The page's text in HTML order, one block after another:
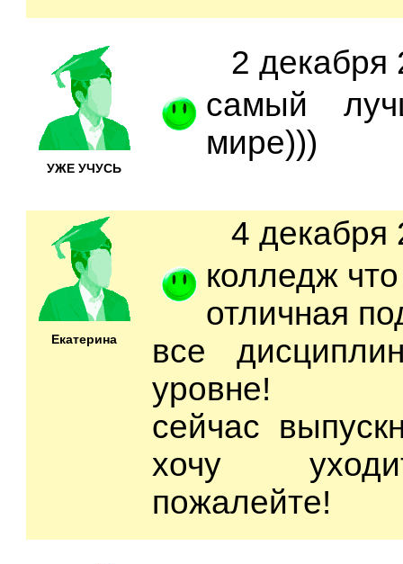
УЖЕ УЧУСЬ
2 декабря
самый
мире)))
Екатерина
4 декабря
колледж
отличная
все
уровне!
сейчас
хочу
пожалейте!